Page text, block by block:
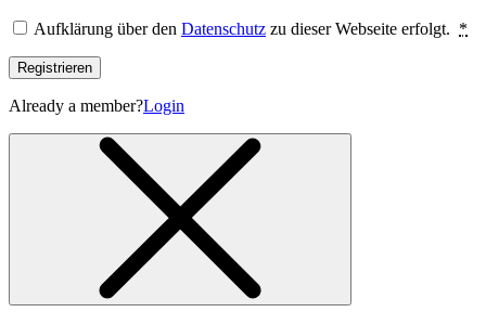
Aufklärung über den Datenschutz zu dieser Webseite erfolgt. *
Registrieren
Already a member?Login